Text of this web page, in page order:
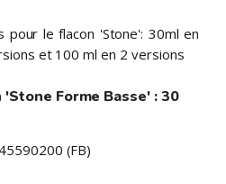
pour le flacon 'Stone': 30ml en
et 100 ml en 2 versions
Forme Basse' : 30
(FB)